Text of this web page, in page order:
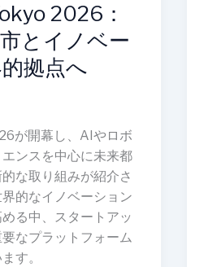
2026：
とイノベー
拠点へ
が開幕し、AIやロボ
ンスを中心に未来都
な取り組みが紹介さ
的なイノベーション
る中、スタートアッ
なプラットフォーム
す。